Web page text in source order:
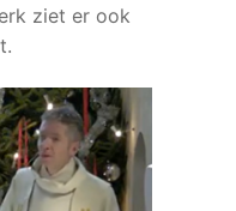
ziet er ook